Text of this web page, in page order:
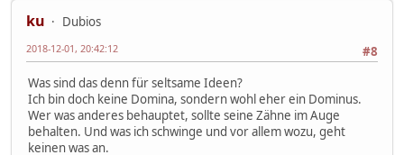
ku
Dubios
#8
2018-12-01, 20:42:12
Was sind das denn für seltsame Ideen?
Ich bin doch keine Domina, sondern wohl eher ein Dominus.
Wer was anderes behauptet, sollte seine Zähne im Auge
behalten. Und was ich schwinge und vor allem wozu, geht
keinen was an.